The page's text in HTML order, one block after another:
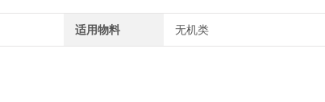
适用物料 无机类